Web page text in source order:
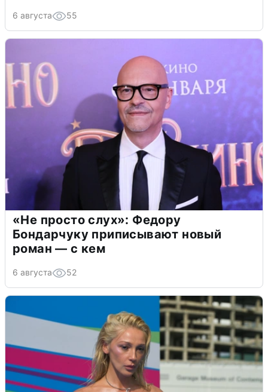
6 августа 55
«Не просто слух»: Федору
Бондарчуку приписывают новый
роман — с кем
6 августа 52